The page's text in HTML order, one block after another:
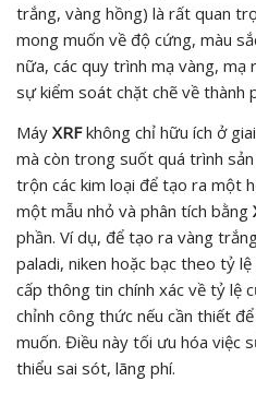
trắng, vàng hồng) là rất quan
mong muốn về độ cứng, màu
nữa, các quy trình mạ vàng, mạ
sự kiểm soát chặt chẽ về thành
Máy XRFkhông chỉ hữu ích ở
mà còn trong suốt quá trình
trộn các kim loại để tạo ra một
một mẫu nhỏ và phân tích bằng
phần. Ví dụ, để tạo ra vàng
paladi, niken hoặc bạc theo tỷ
cấp thông tin chính xác về tỷ lệ
chỉnh công thức nếu cần thiết
muốn. Điều này tối ưu hóa việc
thiểu sai sót, lãng phí.